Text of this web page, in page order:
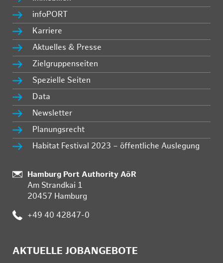
infoPORT
Karriere
Aktuelles & Presse
Zielgruppenseiten
Spezielle Seiten
Data
Newsletter
Planungsrecht
Habitat Festival 2023 – öffentliche Auslegung
:
Hamburg Port Authority AöR
Am Strandkai 1
20457 Hamburg
: +49 40 42847-0
AKTUELLE JOBANGEBOTE